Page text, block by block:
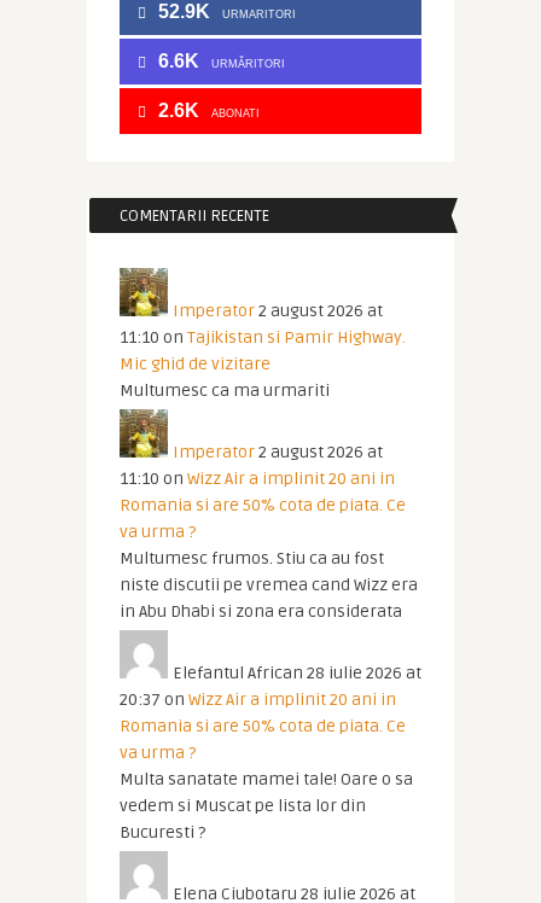
52.9K URMARITORI
6.6K URMĂRITORI
2.6K ABONATI
COMENTARII RECENTE
Imperator2 august 2026 at
11:10 on Tajikistan si Pamir Highway.
Mic ghid de vizitare
Multumesc ca ma urmariti
Imperator2 august 2026 at
11:10 on Wizz Air a implinit 20 ani in
Romania si are 50% cota de piata. Ce
va urma ?
Multumesc frumos. Stiu ca au fost
niste discutii pe vremea cand Wizz era
in Abu Dhabi si zona era considerata
Elefantul African 28 iulie 2026 at
20:37 on Wizz Air a implinit 20 ani in
Romania si are 50% cota de piata. Ce
va urma ?
Multa sanatate mamei tale! Oare o sa
vedem si Muscat pe lista lor din
Bucuresti ?
Elena Ciubotaru 28 iulie 2026 at